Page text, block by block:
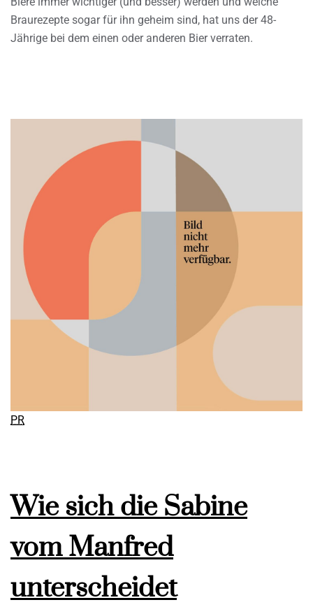
Braurezepte sogar für ihn geheim sind, hat uns der 48-
Jährige bei dem einen oder anderen Bier verraten.
PR
Wie sich die Sabine
vom Manfred
unterscheidet